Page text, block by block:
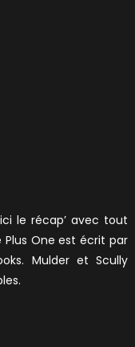
le récap’ avec tout
Plus One est écrit par
Mulder et Scully